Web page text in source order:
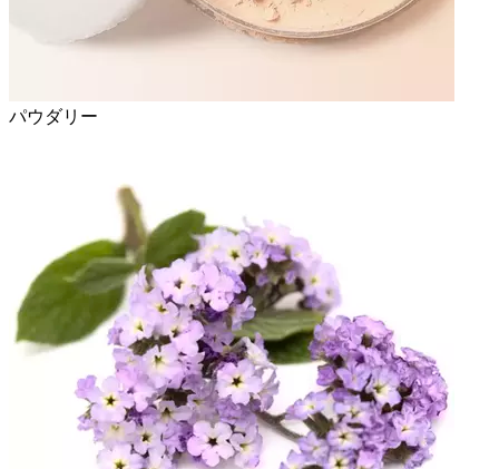
パウダリー